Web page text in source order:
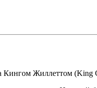
Кингом Жиллеттом